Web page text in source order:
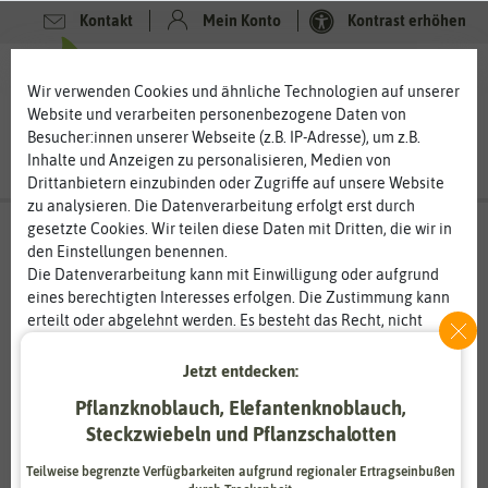
Kontakt Mein Konto Kontrast erhöhen
Wir verwenden Cookies und ähnliche Technologien auf unserer
Website und verarbeiten personenbezogene Daten von
Besucher:innen unserer Webseite (z.B. IP-Adresse), um z.B.
Inhalte und Anzeigen zu personalisieren, Medien von
Drittanbietern einzubinden oder Zugriffe auf unsere Website
zu analysieren. Die Datenverarbeitung erfolgt erst durch
gesetzte Cookies. Wir teilen diese Daten mit Dritten, die wir in
den Einstellungen benennen.
Die Datenverarbeitung kann mit Einwilligung oder aufgrund
eines berechtigten Interesses erfolgen. Die Zustimmung kann
erteilt oder abgelehnt werden. Es besteht das Recht, nicht
Zeitpunkt zu ändern oder zu widerrufen. Weitere
den Diensten erklären wir in unsererDaten­schutz­erklärung
Essenziell Statistik
Jetzt entdecken:
Pflanzknoblauch, Elefantenknoblauch,
Steckzwiebeln und Pflanzschalotten
Teilweise begrenzte Verfügbarkeiten aufgrund regionaler Ertragseinbußen